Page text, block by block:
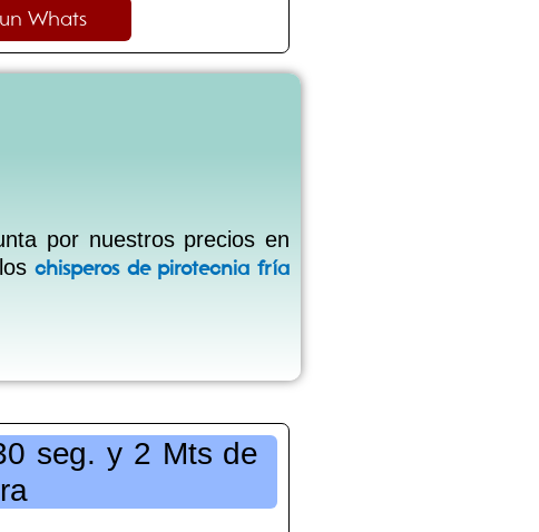
Whats
por nuestros precios en
chisperos de pirotecnia fría
seg. y 2 Mts de